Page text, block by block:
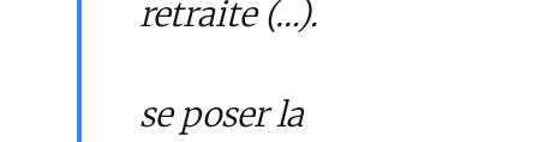
retraite (…).
se poser la